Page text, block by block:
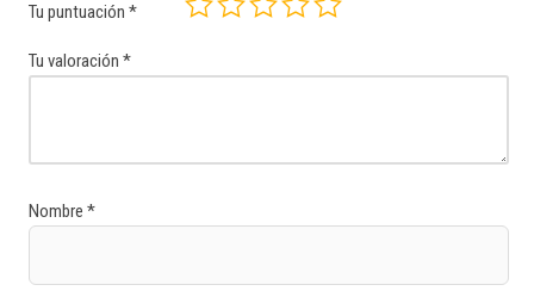
Tu puntuación *
Tu valoración *
Nombre *